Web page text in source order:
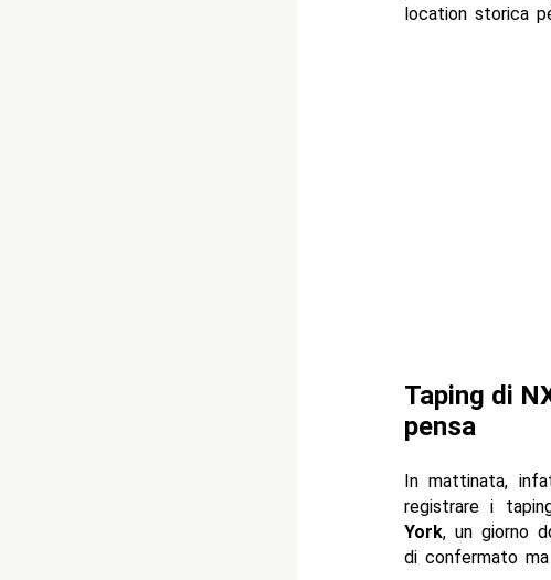
location storica
Taping di
pensa
In mattinata,
registrare i
York, un giorno
di confermato